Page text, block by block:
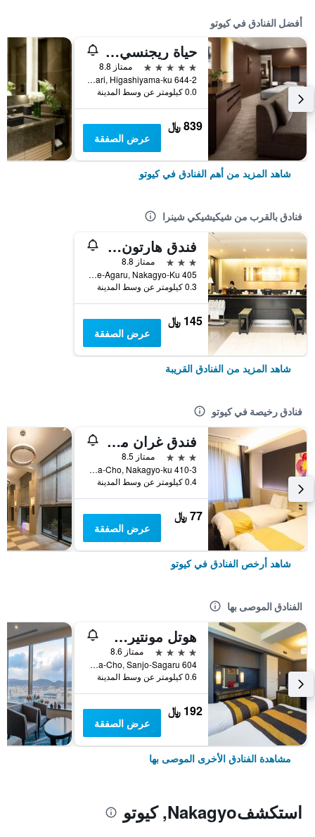
أفضل الفنادق في كيوتو
حياة ريجنسي كيوتو
5 نجوم
ممتاز 8.8
644-2 Sanjusangendo-Mawari, Higashiyama-ku, كيوتو, اليابان
0.0 كيلومتر عن وسط المدينة
839 ﷼
عرض الصفقة
شاهد المزيد من أهم الفنادق في كيوتو
فنادق بالقرب من شيكيشيكي شينرا
فندق هارتون كيوتو
3 نجوم
ممتاز 8.8
405 Funaya-chou, Higashinotoin-Dori Oike-Agaru, Nakagyo-Ku, كيوتو, اليابان
0.3 كيلومتر عن وسط المدينة
145 ﷼
عرض الصفقة
شاهد المزيد من الفنادق القريبة
فنادق رخيصة في كيوتو
فندق غران ميس كيوتو
3 نجوم
ممتاز 8.5
410-3 Shimomaruya-Cho, Nakagyo-ku, كيوتو, اليابان
0.4 كيلومتر عن وسط المدينة
77 ﷼
عرض الصفقة
شاهد أرخص الفنادق في كيوتو
الفنادق الموصى بها
هوتل مونتيري كيوتو
4 نجوم
ممتاز 8.6
604 Manjuya-Cho, Sanjo-Sagaru, كيوتو, اليابان
0.6 كيلومتر عن وسط المدينة
192 ﷼
عرض الصفقة
مشاهدة الفنادق الأخرى الموصى بها
استكشفNakagyo, كيوتو